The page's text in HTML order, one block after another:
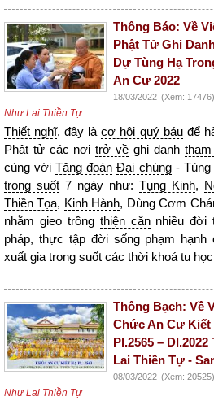
Thông Báo: Về
Phật Tử Ghi
Dự Tùng Hạ
An Cư 2022
18/03/2022 (Xem: 17476)
Như Lai Thiền Tự
Thiết nghĩ, đây làcơ hội quý báuđể
Phật tử các nơitrở về ghi danh
cùng vớiTăng đoàn Đại chúng- Tùng
trong suốt 7 ngày như: Tụng Kinh,
Thiền Tọa, Kinh Hành, Dùng Cơm
nhằm gieo trồng thiện cănnhiều đời
pháp, thực tập đời sống phạm hạnh
xuất gia trong suốt các thời khoá tu học
Thông Bạch: Về
Chức An Cư Kiết
Pl.2565 –
Lai Thiền Tự -
08/03/2022 (Xem: 20525)
Như Lai Thiền Tự